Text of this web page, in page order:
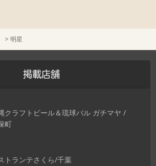
>明星
掲載店舗
クラフトビール＆琉球バル ガチマヤ /
町
トランテさくら/千葉